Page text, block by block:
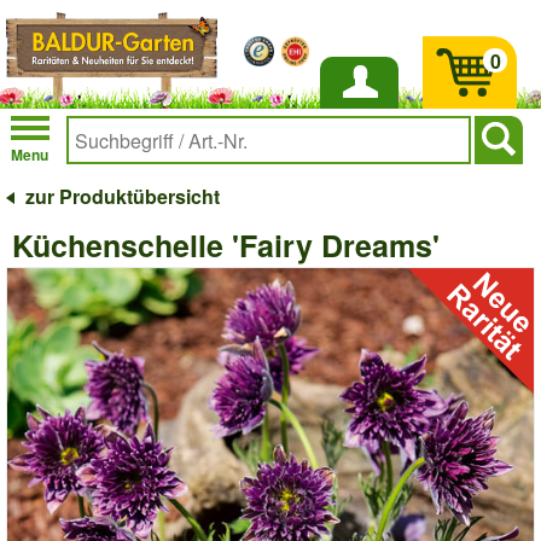
Anmelden
Menu
0
zur Produktübersicht
Küchenschelle 'Fairy Dreams'